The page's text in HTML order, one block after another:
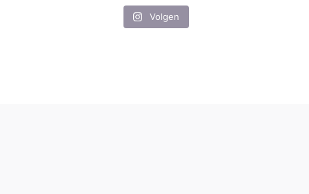
Volgen